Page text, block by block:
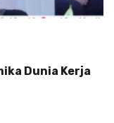
Dunia Kerja